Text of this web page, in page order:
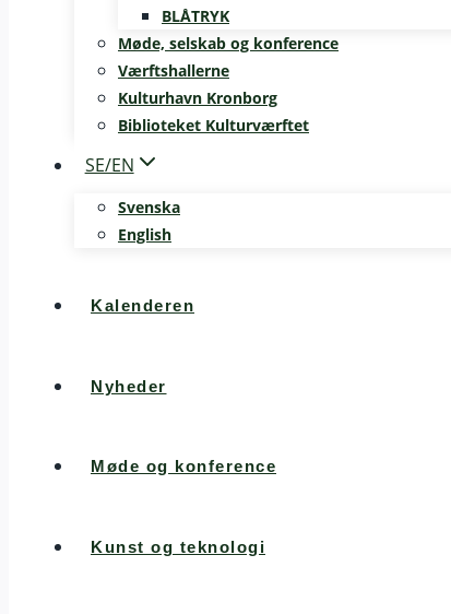
BLÅTRYK
Møde, selskab og konference
Værftshallerne
Kulturhavn Kronborg
Biblioteket Kulturværftet
SE/EN
Svenska
English
Kalenderen
Nyheder
Møde og konference
Kunst og teknologi